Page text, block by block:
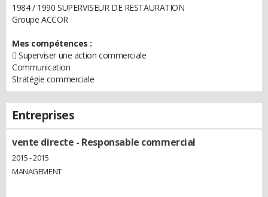
1984 / 1990 SUPERVISEUR DE RESTAURATION
Groupe ACCOR
Mes compétences :
 Superviser une action commerciale
Communication
Stratégie commerciale
Entreprises
vente directe - Responsable commercial
2015 - 2015
MANAGEMENT